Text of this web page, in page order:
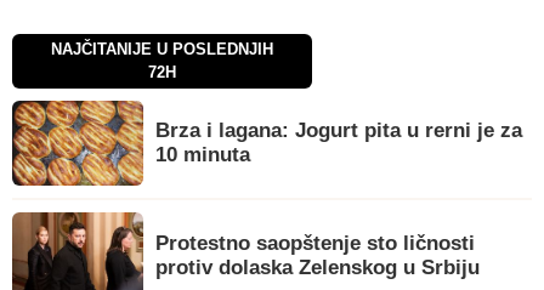
NAJČITANIJE U POSLEDNJIH
72H
Brza i lagana: Jogurt pita u rerni je za
10 minuta
Protestno saopštenje sto ličnosti
protiv dolaska Zelenskog u Srbiju